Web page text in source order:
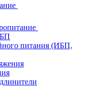
питания (ИБП,